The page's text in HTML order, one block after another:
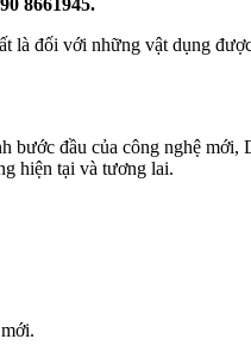
đối với những vật dụng
đầu của công nghệ
hiện tại và tương lai.